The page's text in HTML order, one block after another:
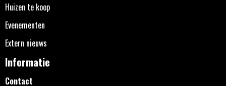
Huizen te koop
Evenementen
Extern nieuws
Informatie
Contact